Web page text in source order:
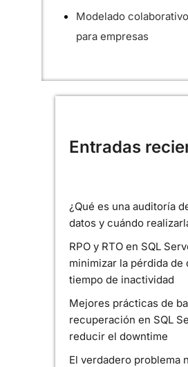
Modelado
para empresas
Entradas
¿Qué es una auditoría
datos y cuándo
RPO y RTO en SQL
minimizar la pérdida de
tiempo de inactividad
Mejores prácticas de
recuperación en SQL
reducir el downtime
El verdadero problema